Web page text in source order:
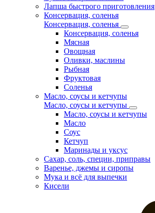
Лапша быстрого приготовления
Консервация, соленья
Консервация, соленья
Консервация, соленья
Мясная
Овощная
Оливки, маслины
Рыбная
Фруктовая
Соленья
Масло, соусы и кетчупы
Масло, соусы и кетчупы
Масло, соусы и кетчупы
Масло
Соус
Кетчуп
Маринады и уксус
Сахар, соль, специи, приправы
Варенье, джемы и сиропы
Мука и всё для выпечки
Кисели